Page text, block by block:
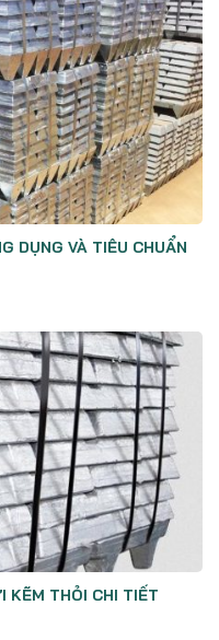
DỤNG VÀ TIÊU CHUẨN
KẼM THỎI CHI TIẾT